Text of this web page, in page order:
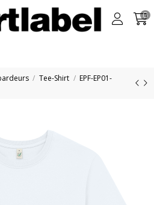
0
Tee-Shirt
EPF-EP01-